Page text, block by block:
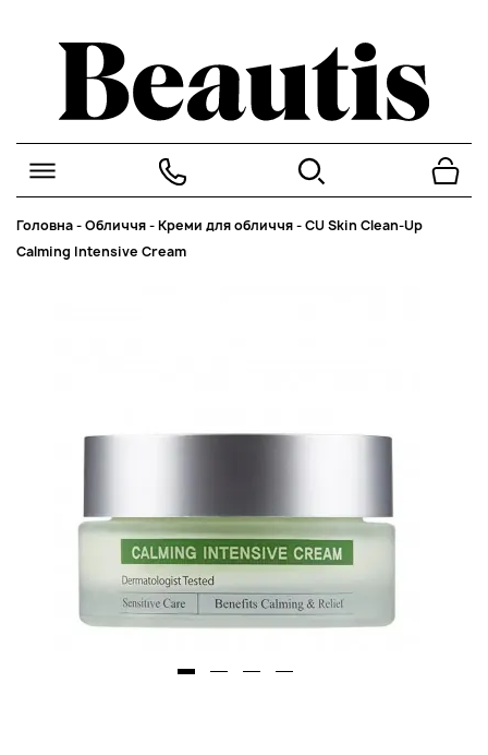
Головна-Обличчя-Креми для обличчя-CU Skin Clean-Up
Calming Intensive Cream